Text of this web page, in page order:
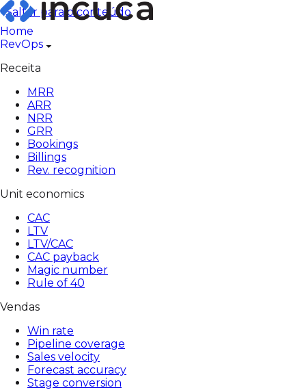
Pular
para
o
conteúdo
Saltar para o conteúdo
Home
RevOps
Receita
MRR
ARR
NRR
GRR
Bookings
Billings
Rev. recognition
Unit economics
CAC
LTV
LTV/CAC
CAC payback
Magic number
Rule of 40
Vendas
Win rate
Pipeline coverage
Sales velocity
Forecast accuracy
Stage conversion